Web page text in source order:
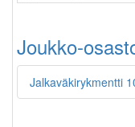
Joukko-
Jalkaväkirykmentti